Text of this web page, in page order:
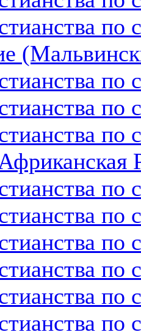
по
по
по
по
по
по